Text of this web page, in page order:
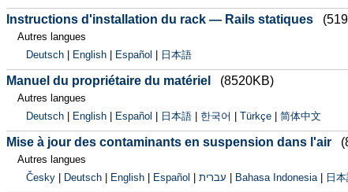
Instructions d'installation du rack — Rails statiques
Autres langues
Deutsch
English Español 日本語
Manuel du propriétaire du matériel (8520KB)
Autres langues
Deutsch
English Español 日本語 한국어 Türkçe 简体中文
Mise à jour des contaminants en suspension dans l'air
Autres langues
Česky
Deutsch English Español עברית Bahasa Indonesia| 日